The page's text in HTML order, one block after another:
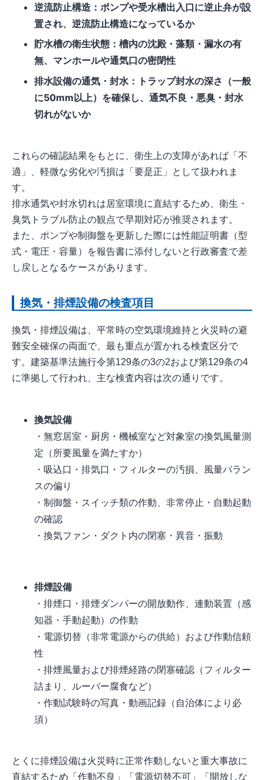
逆流防止構造：ポンプや受水槽出入口に逆止弁が設
置され、逆流防止構造になっているか
貯水槽の衛生状態：槽内の沈殿・藻類・漏水の有
無、マンホールや通気口の密閉性
排水設備の通気・封水：トラップ封水の深さ（一般
に50mm以上）を確保し、通気不良・悪臭・封水
切れがないか
これらの確認結果をもとに、衛生上の支障があれば「不
適」、軽微な劣化や汚損は「要是正」として扱われま
す。
排水通気や封水切れは居室環境に直結するため、衛生・
臭気トラブル防止の観点で早期対応が推奨されます。
また、ポンプや制御盤を更新した際には性能証明書（型
式・電圧・容量）を報告書に添付しないと行政審査で差
し戻しとなるケースがあります。
換気・排煙設備の検査項目
換気・排煙設備は、平常時の空気環境維持と火災時の避
難安全確保の両面で、最も重点が置かれる検査区分で
す。建築基準法施行令第129条の3の2および第129条の4
に準拠して行われ、主な検査内容は次の通りです。
換気設備
・無窓居室・厨房・機械室など対象室の換気風量測
定（所要風量を満たすか）
・吸込口・排気口・フィルターの汚損、風量バラン
スの偏り
・制御盤・スイッチ類の作動、非常停止・自動起動
の確認
・換気ファン・ダクト内の閉塞・異音・振動
排煙設備
・排煙口・排煙ダンパーの開放動作、連動装置（感
知器・手動起動）の作動
・電源切替（非常電源からの供給）および作動信頼
性
・排煙風量および排煙経路の閉塞確認（フィルター
詰まり、ルーバー腐食など）
・作動試験時の写真・動画記録（自治体により必
須）
とくに排煙設備は火災時に正常作動しないと重大事故に
直結するため「作動不良」「電源切替不可」「開放しな